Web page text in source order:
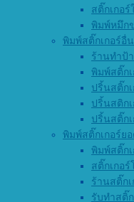
สติ๊กเกอร์
พิมพ์หมึก
พิมพ์สติ๊กเกอร์อื่
ร้านทำป้
พิมพ์สติ๊กเ
ปริ้นสติ๊ก
ปริ้นสติกเ
ปริ้นสติ๊ก
พิมพ์สติ๊กเกอร์ย
พิมพ์สติ๊กเ
สติ๊กเกอร์
ร้านสติ๊ก
รับทำสติ๊